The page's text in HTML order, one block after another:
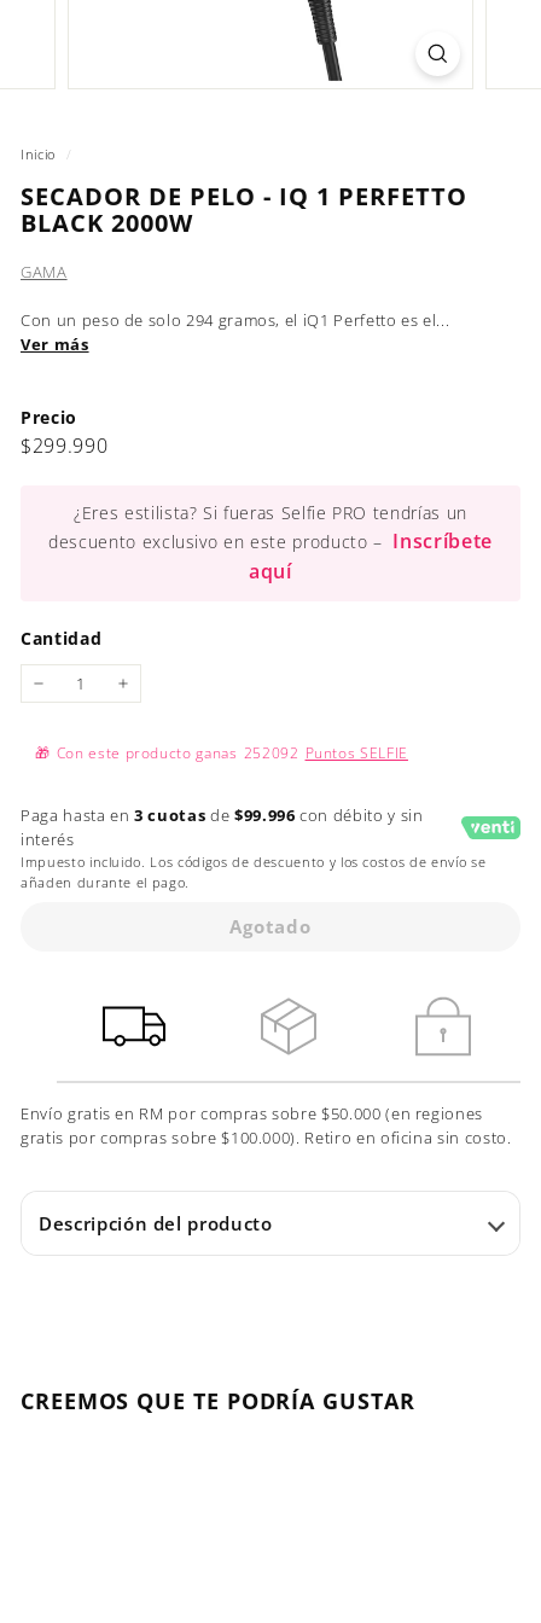
Inicio /
SECADOR DE PELO - IQ 1 PERFETTO
BLACK 2000W
GAMA
Con un peso de solo 294 gramos, el iQ1 Perfetto es el...
Ver más
Precio
Precio
$299.990$299.990
¿Eres estilista? Si fueras Selfie PRO tendrías un
descuento exclusivo en este producto – Inscríbete
aquí
Cantidad
+
🎁 Con este producto ganas 252092 Puntos SELFIE
Paga hasta en3 cuotas de $99.996 con débito y sin
interés
Impuesto incluido. Los códigos de descuento y los costos de envío se
añaden durante el pago.
Agotado
Envío gratis en RM por compras sobre $50.000 (en regiones
gratis por compras sobre $100.000). Retiro en oficina sin costo.
Descripción del producto
CREEMOS QUE TE PODRÍA GUSTAR